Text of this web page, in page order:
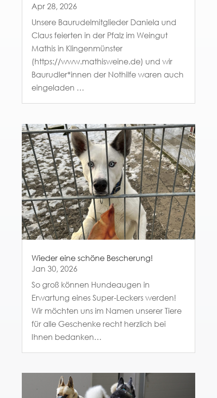
Apr 28, 2026
Unsere Baurudelmitglieder Daniela und
Claus feierten in der Pfalz im Weingut
Mathis in Klingenmünster
(https://www.mathisweine.de) und wir
Baurudler*innen der Nothilfe waren auch
eingeladen …
Wieder eine schöne Bescherung!
Jan 30, 2026
So groß können Hundeaugen in
Erwartung eines Super-Leckers werden!
Wir möchten uns im Namen unserer Tiere
für alle Geschenke recht herzlich bei
Ihnen bedanken…